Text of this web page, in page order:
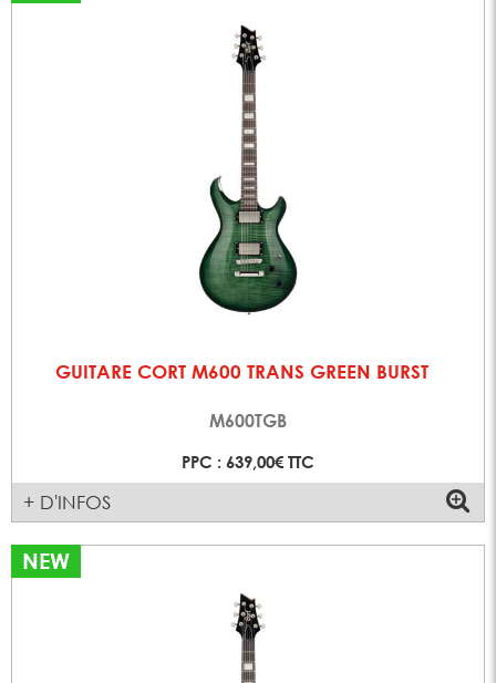
GUITARE CORT M600 TRANS GREEN BURST
M600TGB
PPC : 639,00€ TTC
+ D'INFOS
NEW